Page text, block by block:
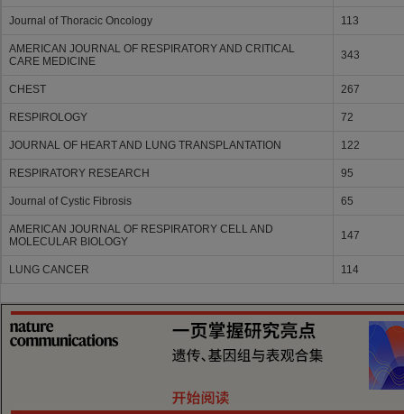
Journal of Thoracic Oncology 113
AMERICAN JOURNAL OF RESPIRATORY AND CRITICAL
CARE MEDICINE
343
CHEST 267
RESPIROLOGY 72
JOURNAL OF HEART AND LUNG TRANSPLANTATION 122
RESPIRATORY RESEARCH 95
Journal of Cystic Fibrosis 65
AMERICAN JOURNAL OF RESPIRATORY CELL AND
MOLECULAR BIOLOGY
147
LUNG CANCER 114